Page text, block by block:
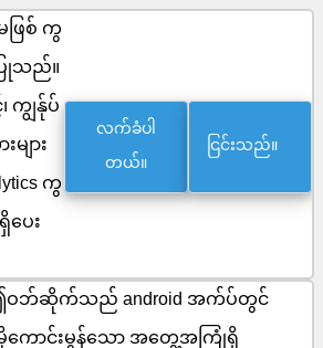
ြစ် ကွ
ြုသည်။
ကျွန်ုပ်
ျား
ကွ
ပေး
လက်ခံပါ
တယ်။
ငြင်းသည်။
ဘ်ဆိုက်သည် android အက်ပ်တွင်
ကောင်းမွန်သော အတွေ့အကြုံရှိ